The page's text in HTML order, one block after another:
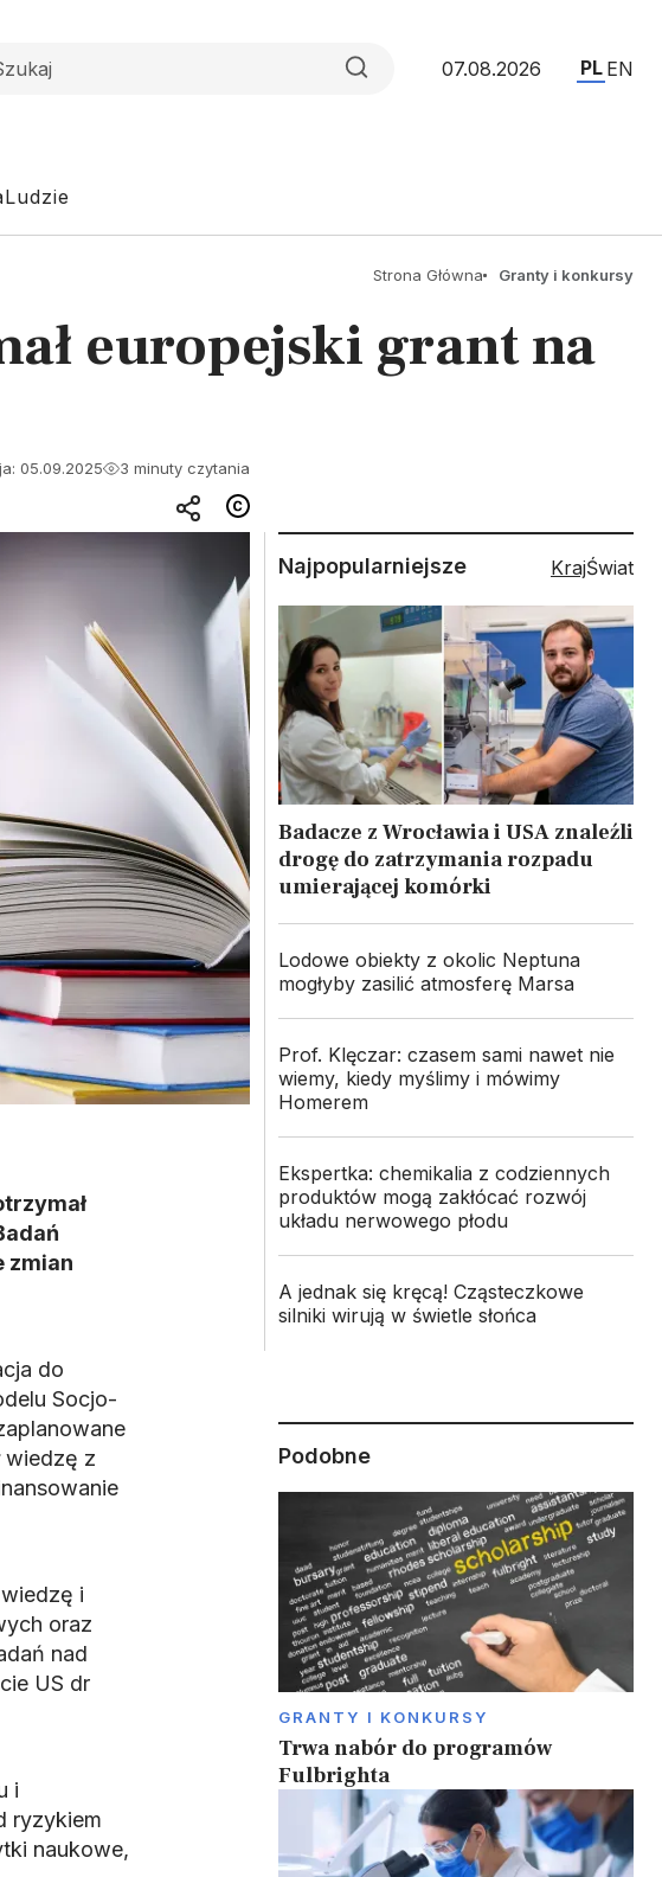
07.08.2026 PL EN
Ludzie
Strona Główna Granty i konkursy
europejski grant na
05.09.2025 3 minuty czytania
zmian
do
Socjo-
wiedzę z
i
oraz
nad
US dr
i
ryzykiem
naukowe,
Najpopularniejsze KrajŚwiat
Badacze z Wrocławia i USA znaleźli
drogę do zatrzymania rozpadu
umierającej komórki
Lodowe obiekty z okolic Neptuna
mogłyby zasilić atmosferę Marsa
Prof. Klęczar: czasem sami nawet nie
wiemy, kiedy myślimy i mówimy
Homerem
Ekspertka: chemikalia z codziennych
produktów mogą zakłócać rozwój
układu nerwowego płodu
A jednak się kręcą! Cząsteczkowe
silniki wirują w świetle słońca
Podobne
GRANTY I KONKURSY
Trwa nabór do programów
Fulbrighta